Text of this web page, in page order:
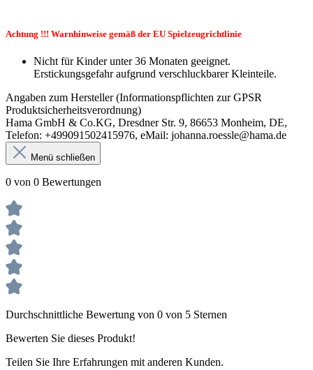
Achtung !!! Warnhinweise gemäß der EU Spielzeugrichtlinie
Nicht für Kinder unter 36 Monaten geeignet.
Erstickungsgefahr aufgrund verschluckbarer Kleinteile.
Angaben zum Hersteller (Informationspflichten zur GPSR
Produktsicherheitsverordnung)
Hama GmbH & Co.KG, Dresdner Str. 9, 86653 Monheim, DE,
Telefon: +499091502415976, eMail: johanna.roessle@hama.de
Menü schließen
0 von 0 Bewertungen
Durchschnittliche Bewertung von 0 von 5 Sternen
Bewerten Sie dieses Produkt!
Teilen Sie Ihre Erfahrungen mit anderen Kunden.